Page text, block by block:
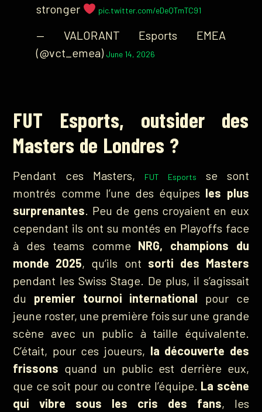
stronger
pic.twitter.com/eDeQTmTC91
— VALORANT Esports EMEA
(@vct_emea) June 14, 2026
FUT Esports, outsider des
Masters de Londres ?
Pendant ces Masters, FUT Esports
se sont
montrés comme l’une des équipes les plus
surprenantes . Peu de gens croyaient en eux
cependant ils ont su montés en Playoffs face
à des teams comme NRG, champions du
monde 2025, qu’ils ont sorti des Masters
pendant les Swiss Stage. De plus, il s’agissait
du premier tournoi international pour ce
jeune roster, une première fois sur une grande
scène avec un public à taille équivalente.
C’était, pour ces joueurs, la découverte des
frissons quand un public est derrière eux,
que ce soit pour ou contre l’équipe. La scène
qui vibre sous les cris des fans, les